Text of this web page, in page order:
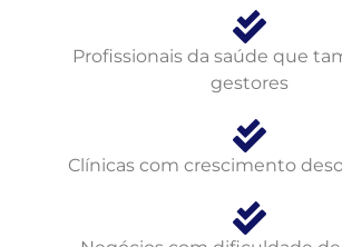
Profissionais da saúde que
gestores
Clínicas com crescimento